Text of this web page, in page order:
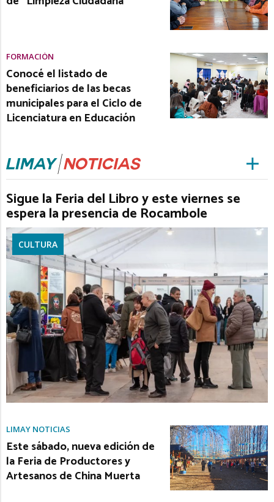
FORMACIÓN
Conocé el listado de
beneficiarios de las becas
municipales para el Ciclo de
Licenciatura en Educación
Sigue la Feria del Libro y este viernes se
espera la presencia de Rocambole
CULTURA
LIMAY NOTICIAS
Este sábado, nueva edición de
la Feria de Productores y
Artesanos de China Muerta